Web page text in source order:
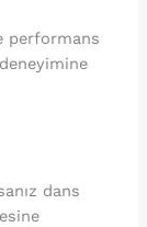
performans
dans